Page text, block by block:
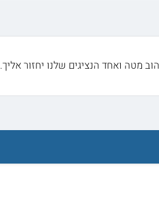
מטה ואחד הנציגים שלנו יחזור אליך.